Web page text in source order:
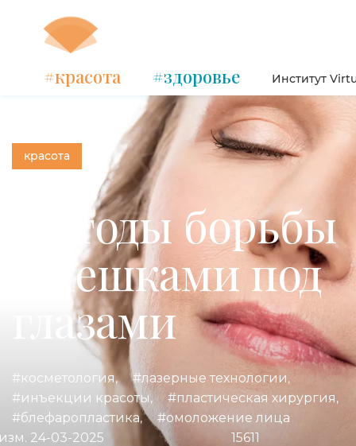
#красота #здоровье Институт
красота
Методы борьбы
с мешками под
глазами
#косметология, #лазерные технологии,
#инъекции красоты, #пластическая хирургия,
#блефаропластика,
#омоложение лица
24-03-2025
15611